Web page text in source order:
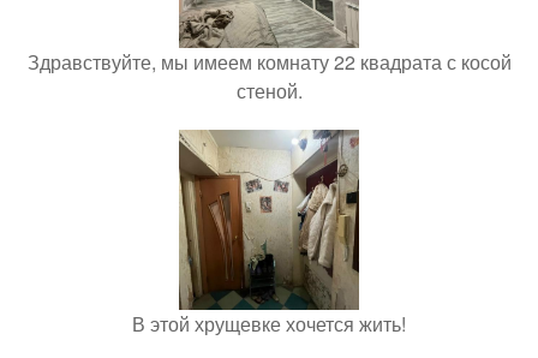
Здравствуйте, мы имеем комнату 22 квадрата с косой
стеной.
В этой хрущевке хочется жить!